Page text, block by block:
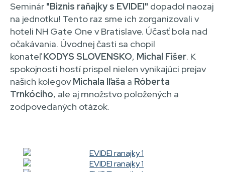
Seminár "Biznis raňajky s EVIDEI" dopadol naozaj
na jednotku! Tento raz sme ich zorganizovali v
hoteli NH Gate One v Bratislave. Účasť bola nad
očakávania. Úvodnej časti sa chopil
konateľKODYS SLOVENSKO, Michal Fišer. K
spokojnosti hostí prispel nielen vynikajúci prejav
našich kolegovMichala Iľaša a Róberta
Trnkóciho, ale aj množstvo položených a
zodpovedaných otázok.